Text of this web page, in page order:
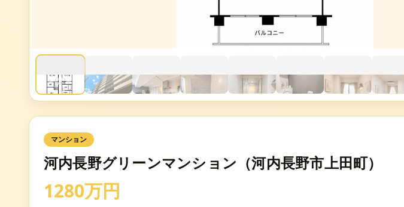
マンション
河内長野グリーンマンション（河内長野市上田町）
1280万円